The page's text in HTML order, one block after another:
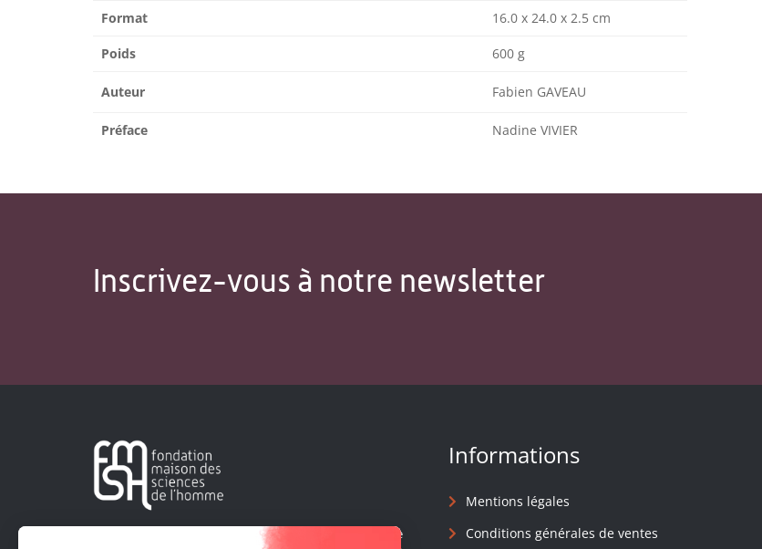
Format 16.0 x 24.0 x 2.5 cm
Poids 600 g
Auteur Fabien GAVEAU
Préface Nadine VIVIER
Inscrivez-vous à notre newsletter
Créée en 1963, la Fondation Maison Sciences de l'Homme
Informations
Mentions légales
Conditions générales de ventes